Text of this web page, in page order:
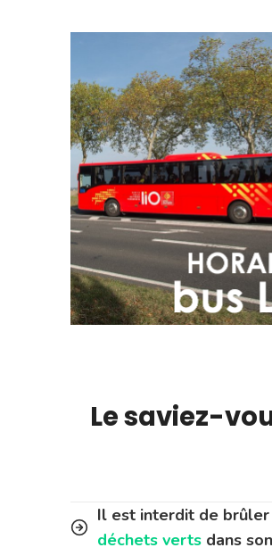
Le saviez-
Il est interdit de
déchets verts dans